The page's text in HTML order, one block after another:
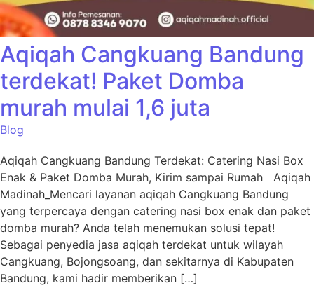
Aqiqah Cangkuang Bandung
terdekat! Paket Domba
murah mulai 1,6 juta
Blog
Aqiqah Cangkuang Bandung Terdekat: Catering Nasi Box
Enak & Paket Domba Murah, Kirim sampai Rumah Aqiqah
Madinah_Mencari layanan aqiqah Cangkuang Bandung
yang terpercaya dengan catering nasi box enak dan paket
domba murah? Anda telah menemukan solusi tepat!
Sebagai penyedia jasa aqiqah terdekat untuk wilayah
Cangkuang, Bojongsoang, dan sekitarnya di Kabupaten
Bandung, kami hadir memberikan […]